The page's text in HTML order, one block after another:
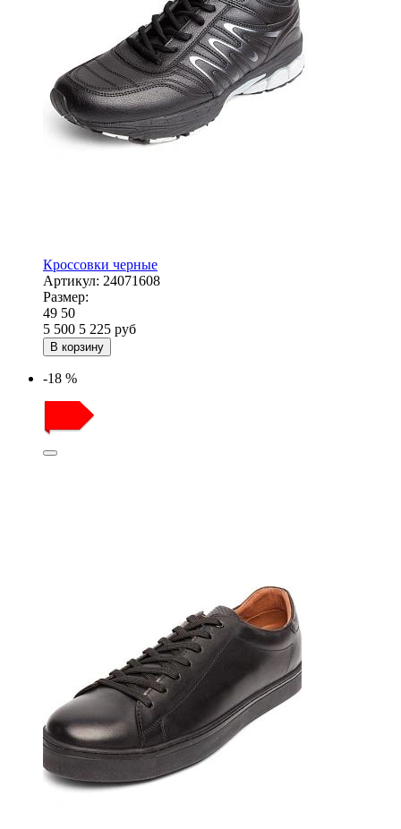
Кроссовки черные
Артикул: 24071608
Размер:
49 50
5 500 5 225 руб
В корзину
-18 %